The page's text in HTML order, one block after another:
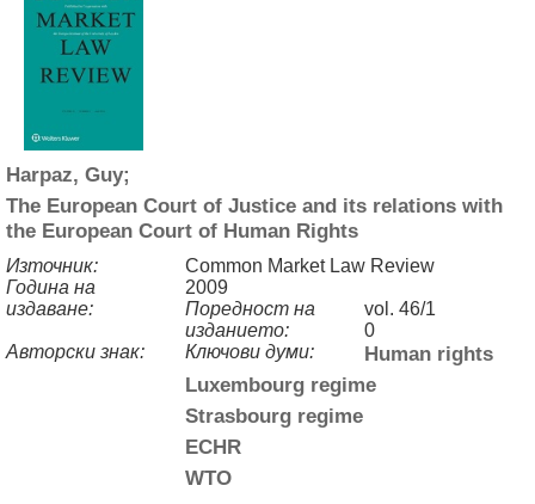
Harpaz, Guy;
The European Court of Justice and its relations with
the European Court of Human Rights
Източник:
Common Market Law Review
Година на
издаване:
2009
Поредност на
изданието:
vol. 46/1
Авторски знак:
0
Ключови думи:
Human rights
Luxembourg regime
Strasbourg regime
ECHR
WTO